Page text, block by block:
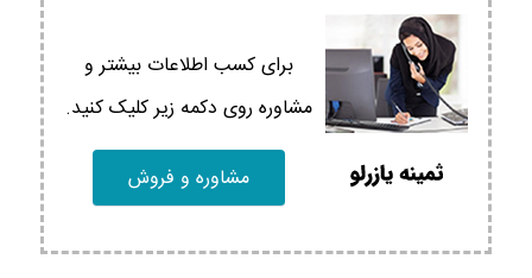
برای کسب اطلاعات بیشتر و
مشاوره روی دکمه زیر کلیک کنید.
مشاوره و فروش